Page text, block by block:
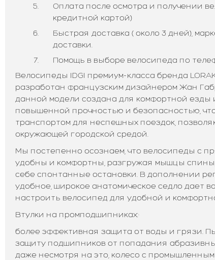
Оплата после осмотра и получении
кредитной картой)
Быстрая доставка ( около 3 дней),
доставки.
Помощь в выборе велосипеда по
Велосипеды IDGI премиум-класса бренда
разработан французским дизайнером Жан
данной модели создана для комфортной езды
повышенной прочностью и безопасностью,
транспортом для неспешных поездок,
окружающей городской средой.
Мы постепенно осознаем, что велосипеды с
удобны и комфортны, разгружая мышцы спины,
себе спонтанные остановки. В дополнении
удобное, широкое анатомическое седло дает
настроить велосипед для удобной и
Втулки на промподшипниках:·
более эффективная защита от воды и грязи.
защиту подшипников от попадания
даже несмотря на это, колесо с